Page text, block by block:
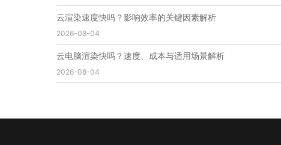
瑞云渲染大赛
3d渲染大赛
CG动画渲染大赛
瑞云渲染大赛报名页
瑞云渲染大赛奖项
瑞云渲染大赛历届大赛回顾
云渲染电脑
云渲染配置 云主机渲染
视频云渲染
实时渲染云
云渲染速度快吗？影响效率的关键因素解析
2026-08-04
云电脑渲染快吗？速度、成本与适用场景解析
2026-08-04